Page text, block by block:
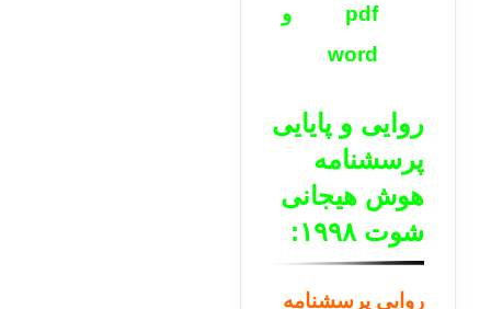
pdf و
word
روایی و پایایی
پرسشنامه
هوش هیجانی
شوت ۱۹۹۸:
روایی پرسشنامه